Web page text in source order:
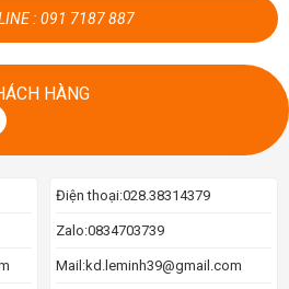
vạch, và nhiều tùy chọn khác...
: 091 7187 887
HÀNG
Điện thoại:028.38314379
Zalo:0834703739
Mail:kd.leminh39@gmail.com